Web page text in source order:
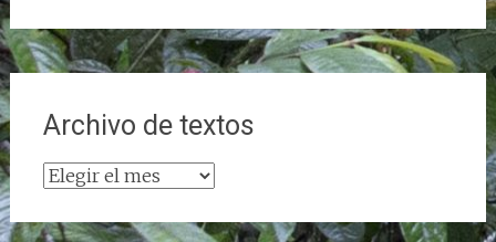
Archivo de textos
Archivo
textos